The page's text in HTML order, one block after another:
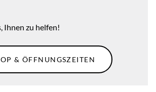
Ihnen zu helfen!
& ÖFFNUNGSZEITEN